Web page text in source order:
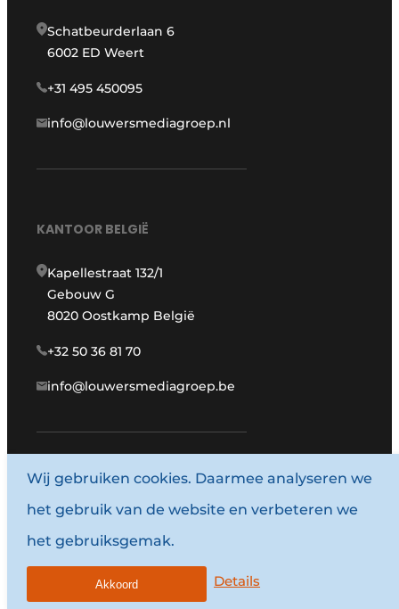
Schatbeurderlaan 6
6002 ED Weert
+31 495 450095
info@louwersmediagroep.nl
KANTOOR BELGIË
Kapellestraat 132/1
Gebouw G
8020 Oostkamp België
+32 50 36 81 70
info@louwersmediagroep.be
www.louwersmediagroep.com
© 1987 - 2026 Louwersmediagroep.
Algemene voorwaarden
Wij gebruiken cookies. Daarmee analyseren we
het gebruik van de website en verbeteren we
het gebruiksgemak.
Details
Akkoord